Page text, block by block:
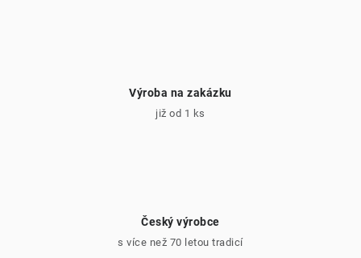
Výroba na zakázku
již od 1 ks
Český výrobce
s více než 70 letou tradicí